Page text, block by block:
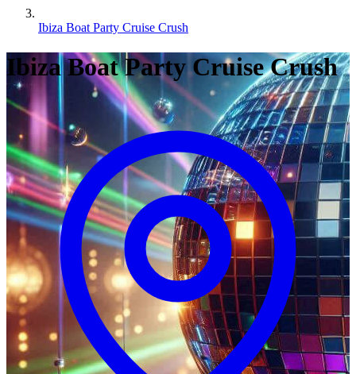
Ibiza Boat Party Cruise Crush
Ibiza Boat Party Cruise Crush